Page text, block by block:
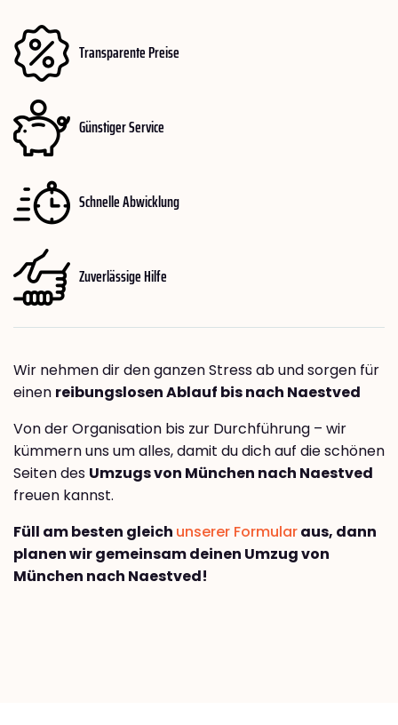
Transparente Preise
Günstiger Service
Schnelle Abwicklung
Zuverlässige Hilfe
Wir nehmen dir den ganzen Stress ab und sorgen für
einen reibungslosen Ablauf bis nach Naestved
Von der Organisation bis zur Durchführung – wir
kümmern uns um alles, damit du dich auf die schönen
Seiten des Umzugs von München nach Naestved
freuen kannst.
Füll am besten gleich unserer Formularaus, dann
planen wir gemeinsam deinen Umzug von
München nach Naestved!